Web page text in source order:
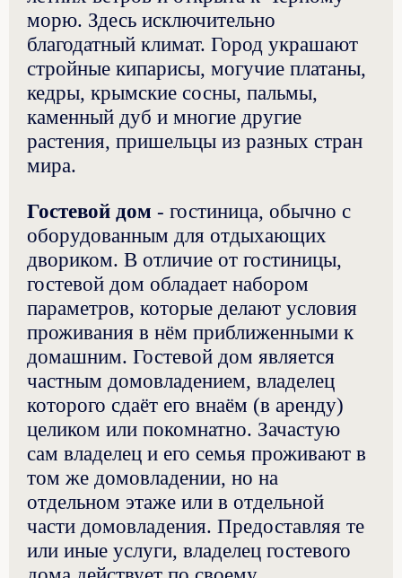
морю. Здесь исключительно
благодатный климат. Город украшают
стройные кипарисы, могучие платаны,
кедры, крымские сосны, пальмы,
каменный дуб и многие другие
растения, пришельцы из разных стран
мира.
Гостевой дом - гостиница, обычно с
оборудованным для отдыхающих
двориком. В отличие от гостиницы,
гостевой дом обладает набором
параметров, которые делают условия
проживания в нём приближенными к
домашним. Гостевой дом является
частным домовладением, владелец
которого сдаёт его внаём (в аренду)
целиком или покомнатно. Зачастую
сам владелец и его семья проживают в
том же домовладении, но на
отдельном этаже или в отдельной
части домовладения. Предоставляя те
или иные услуги, владелец гостевого